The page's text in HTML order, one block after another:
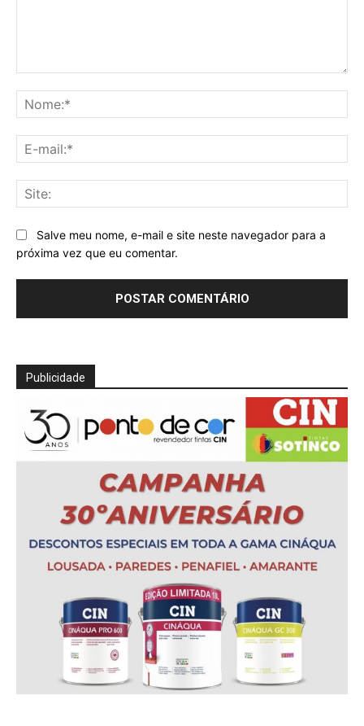
Salve meu nome, e-mail e site neste navegador para a
próxima vez que eu comentar.
Publicidade